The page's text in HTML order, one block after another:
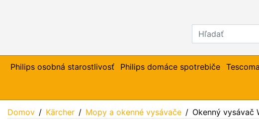
Philips osobná starostlivosť Philips domáce spotrebiče Tescoma
Domov Kärcher Mopy a okenné vysávače Okenný vysávač